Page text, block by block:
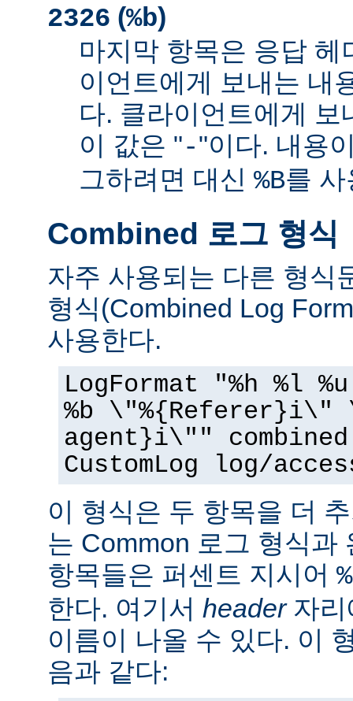
2326 (%b)
마지막 항목은 응답
이언트에게 보내는 내
다. 클라이언트에게
이 값은 "-"이다. 내용
그하려면 대신 %B를
Combined 로그 형식
자주 사용되는 다른 형식
형식(Combined Log
사용한다.
LogFormat "%h %l
%b \"%{Referer}i\"
agent}i\"" combined
CustomLog log/
이 형식은 두 항목을 더
는 Common 로그 형식과
항목들은 퍼센트 지시어
한다. 여기서 header자리
이름이 나올 수 있다. 이
음과 같다: